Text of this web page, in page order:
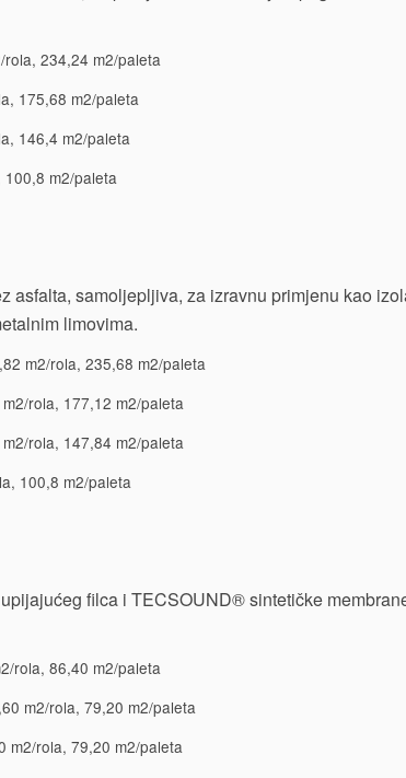
234,24 m2/paleta
175,68 m2/paleta
146,4 m2/paleta
m2/paleta
asfalta, samoljepljiva, za izravnu primjenu kao
limovima.
m2/rola, 235,68 m2/paleta
rola, 177,12 m2/paleta
rola, 147,84 m2/paleta
100,8 m2/paleta
filca i TECSOUND® sintetičke
rola, 86,40 m2/paleta
m2/rola, 79,20 m2/paleta
m2/rola, 79,20 m2/paleta